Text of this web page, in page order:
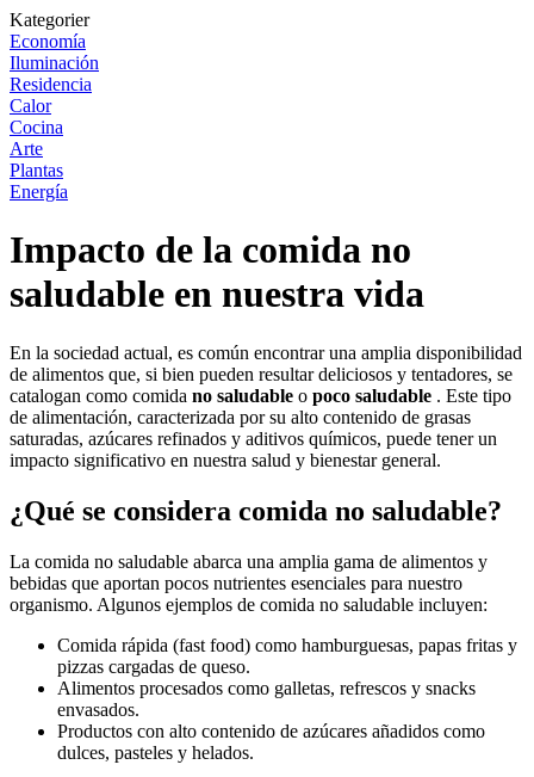
Kategorier
Economía
Iluminación
Residencia
Calor
Cocina
Arte
Plantas
Energía
Impacto de la comida no
saludable en nuestra vida
En la sociedad actual, es común encontrar una amplia disponibilidad
de alimentos que, si bien pueden resultar deliciosos y tentadores, se
catalogan como comida no saludable o poco saludable . Este tipo
de alimentación, caracterizada por su alto contenido de grasas
saturadas, azúcares refinados y aditivos químicos, puede tener un
impacto significativo en nuestra salud y bienestar general.
¿Qué se considera comida no saludable?
La comida no saludable abarca una amplia gama de alimentos y
bebidas que aportan pocos nutrientes esenciales para nuestro
organismo. Algunos ejemplos de comida no saludable incluyen:
Comida rápida (fast food) como hamburguesas, papas fritas y
pizzas cargadas de queso.
Alimentos procesados como galletas, refrescos y snacks
envasados.
Productos con alto contenido de azúcares añadidos como
dulces, pasteles y helados.